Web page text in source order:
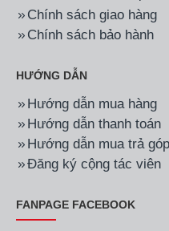
Chính sách giao hàng
Chính sách bảo hành
HƯỚNG DẪN
Hướng dẫn mua hàng
Hướng dẫn thanh toán
Hướng dẫn mua trả góp
Đăng ký cộng tác viên
FANPAGE FACEBOOK